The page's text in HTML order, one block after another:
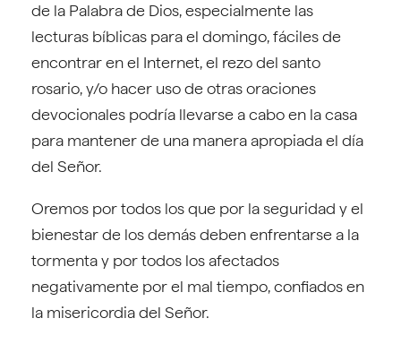
de la Palabra de Dios, especialmente las
lecturas bíblicas para el domingo, fáciles de
encontrar en el Internet, el rezo del santo
rosario, y/o hacer uso de otras oraciones
devocionales podría llevarse a cabo en la casa
para mantener de una manera apropiada el día
del Señor.
Oremos por todos los que por la seguridad y el
bienestar de los demás deben enfrentarse a la
tormenta y por todos los afectados
negativamente por el mal tiempo, confiados en
la misericordia del Señor.